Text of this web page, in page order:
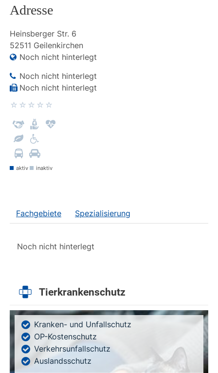
Adresse
Heinsberger Str. 6
52511 Geilenkirchen
Noch nicht hinterlegt
Noch nicht hinterlegt
Noch nicht hinterlegt
aktiv inaktiv
Fachgebiete Spezialisierung
Noch nicht hinterlegt
Tierkrankenschutz
Kranken- und Unfallschutz
OP-Kostenschutz
Verkehrsunfallschutz
Auslandsschutz